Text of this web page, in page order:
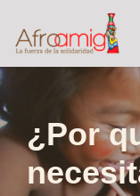
Saltar
al
¿Por